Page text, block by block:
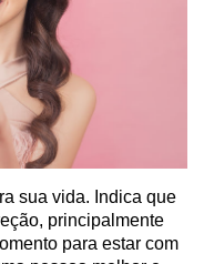
sua vida. Indica que
principalmente
para estar com